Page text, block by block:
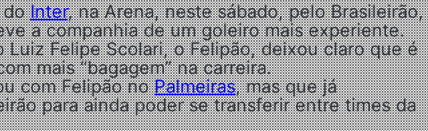
doInter, na Arena, neste sábado, pelo Brasileirão,
a companhia de um goleiro mais experiente.
Felipe Scolari, o Felipão, deixou claro que é
mais “bagagem” na carreira.
com Felipão noPalmeiras, mas que já
para ainda poder se transferir entre times da